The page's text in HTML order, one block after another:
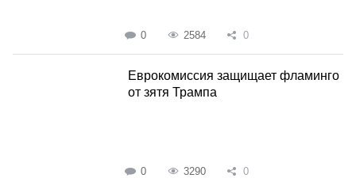
0 2584 0
Еврокомиссия защищает фламинго
от зятя Трампа
0 3290 0